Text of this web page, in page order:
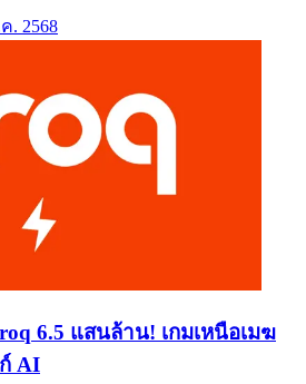
. 2568
6.5 แสนล้าน! เกมเหนือเมฆ
AI